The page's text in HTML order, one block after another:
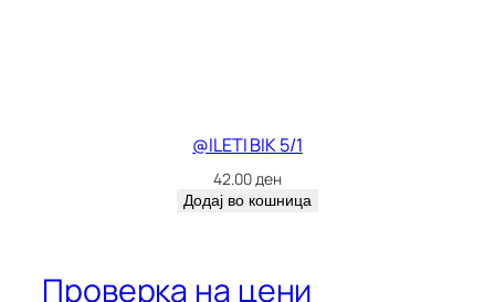
@ILETI BIK 5/1
42.00ден
Додај во кошница
Проверка на цени